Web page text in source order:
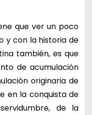
que ver un poco
y con la historia de
también, es que
de acumulación
originaria de
en la conquista de
de la